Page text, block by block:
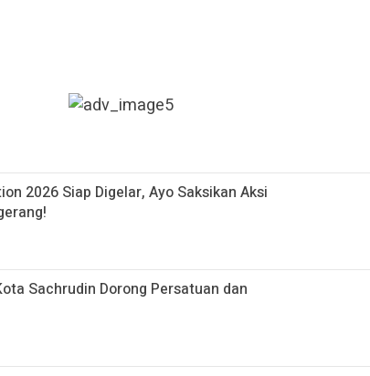
2026 Siap Digelar, Ayo Saksikan Aksi
Sachrudin Dorong Persatuan dan